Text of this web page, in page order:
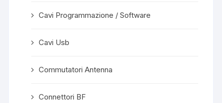
Cavi Programmazione / Software
Cavi Usb
Commutatori Antenna
Connettori BF